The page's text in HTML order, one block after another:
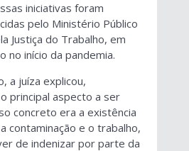
iniciativas foram
pelo Ministério Público
Justiça do Trabalho, em
no início da pandemia.
a juíza explicou,
principal aspecto a ser
concreto era a existência
contaminação e o trabalho,
de indenizar por parte da